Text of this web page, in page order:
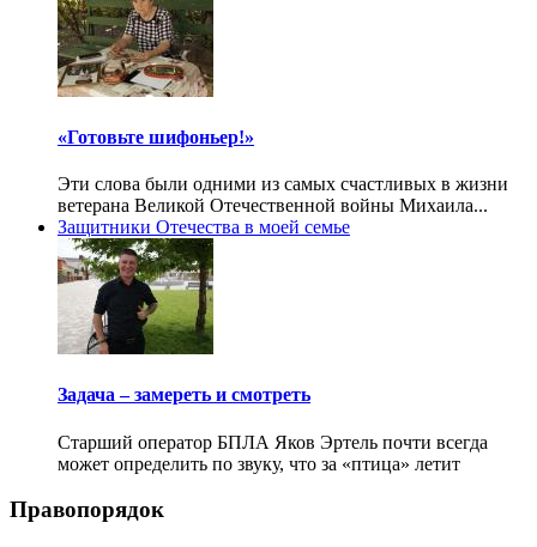
«Готовьте шифоньер!»
Эти слова были одними из самых счастливых в жизни
ветерана Великой Отечественной войны Михаила...
Защитники Отечества в моей семье
Задача – замереть и смотреть
Старший оператор БПЛА Яков Эртель почти всегда
может определить по звуку, что за «птица» летит
Правопорядок